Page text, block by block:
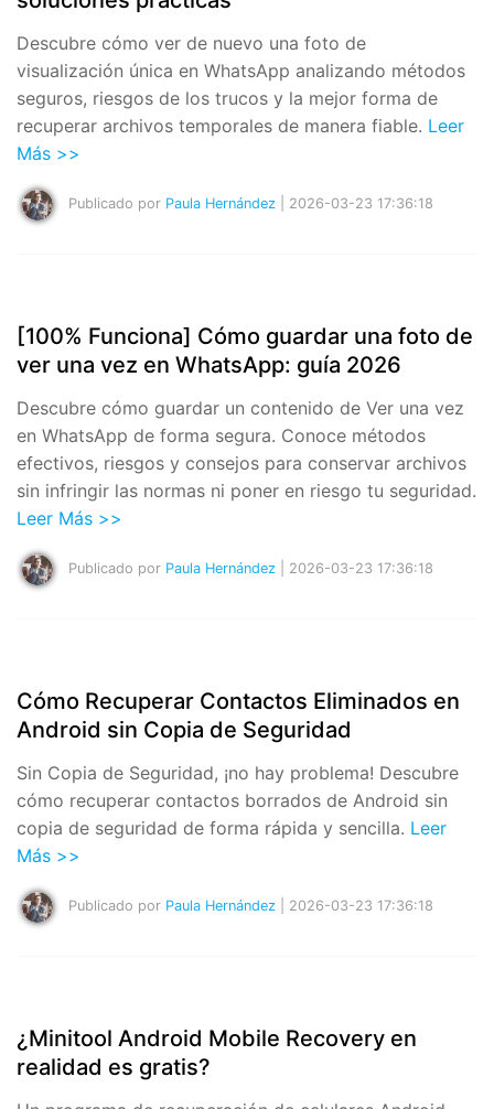
Descubre cómo ver de nuevo una foto de
visualización única en WhatsApp analizando métodos
seguros, riesgos de los trucos y la mejor forma de
recuperar archivos temporales de manera fiable. Leer
Más >>
Publicado por Paula Hernández | 2026-03-23 17:36:18
[100% Funciona] Cómo guardar una foto de
ver una vez en WhatsApp: guía 2026
Descubre cómo guardar un contenido de Ver una vez
en WhatsApp de forma segura. Conoce métodos
efectivos, riesgos y consejos para conservar archivos
sin infringir las normas ni poner en riesgo tu seguridad.
Leer Más >>
Publicado por Paula Hernández | 2026-03-23 17:36:18
Cómo Recuperar Contactos Eliminados en
Android sin Copia de Seguridad
Sin Copia de Seguridad, ¡no hay problema! Descubre
cómo recuperar contactos borrados de Android sin
copia de seguridad de forma rápida y sencilla. Leer
Más >>
Publicado por Paula Hernández | 2026-03-23 17:36:18
¿Minitool Android Mobile Recovery en
realidad es gratis?